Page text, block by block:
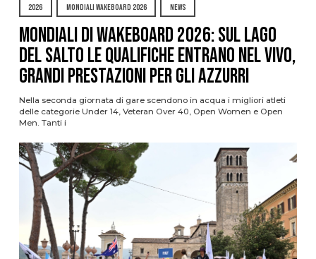
2026 MONDIALI WAKEBOARD 2026 NEWS
Mondiali di Wakeboard 2026: sul Lago
del Salto le qualifiche entrano nel vivo,
grandi prestazioni per gli azzurri
Nella seconda giornata di gare scendono in acqua i migliori atleti
delle categorie Under 14, Veteran Over 40, Open Women e Open
Men. Tanti i